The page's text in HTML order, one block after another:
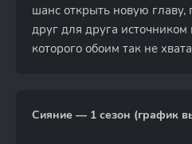
шанс открыть новую главу,
друг для друга
которого обоим так не
Сияние — 1 сезон (график